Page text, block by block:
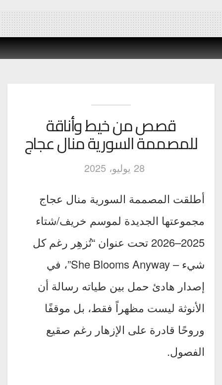
قصص من خيط وأناقة
للمصممة السورية منال عجاج
28 يوليو، 2025
أطلقت المصممة السورية منال عجاج
مجموعتها الجديدة لموسم خريف/شتاء
2025–2026 تحت عنوان “تُزهِر رغم كل
شيء – She Blooms Anyway”، في
إصدار هادئ حمل بين طياته رسالة أن
الأنوثة ليست مظهراً فقط، بل موقفًا
وروحًا قادرة على الإزهار رغم صقيع
الفصول.